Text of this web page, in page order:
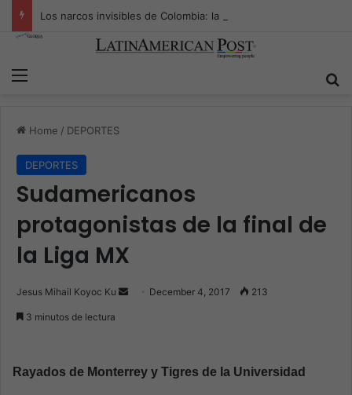
Home / DEPORTES
DEPORTES
Sudamericanos
protagonistas de la final de
la Liga MX
Jesus Mihail Koyoc Ku
a
December 4, 2017 213
3 minutos de lectura
Rayados de Monterrey y Tigres de la Universidad